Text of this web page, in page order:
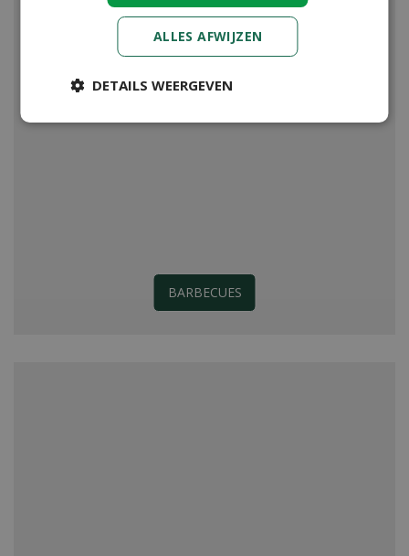
BARBECUES
ALLES AFWIJZEN
DETAILS WEERGEVEN